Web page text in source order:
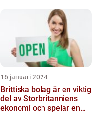
Kvantitativa Mätningar
16 januari 2024
Brittiska bolag är en viktig
del av Storbritanniens
ekonomi och spelar en